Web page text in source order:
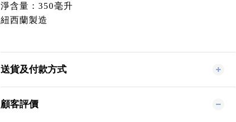
淨含量： 350毫升
紐西蘭製造
送貨及付款方式
顧客評價